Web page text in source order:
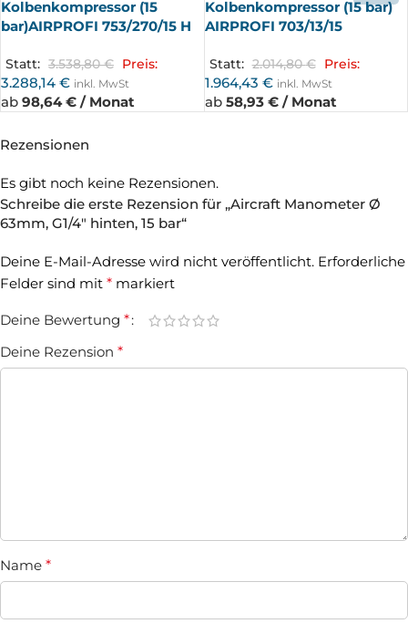
Kolbenkompressor (15
bar)AIRPROFI 753/270/15 H
Statt: 3.538,80€ Preis:
3.288,14 € inkl. MwSt
ab 98,64 € / Monat
Kolbenkompressor (15 bar)
AIRPROFI 703/13/15
Statt: 2.014,80€ Preis:
1.964,43 € inkl. MwSt
ab 58,93 € / Monat
Rezensionen
Es gibt noch keine Rezensionen.
Schreibe die erste Rezension für „Aircraft Manometer Ø
63mm, G1/4″ hinten, 15 bar“
Deine E-Mail-Adresse wird nicht veröffentlicht. Erforderliche
Felder sind mit * markiert
Deine Bewertung *
Deine Rezension *
Name *